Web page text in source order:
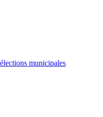
municipales